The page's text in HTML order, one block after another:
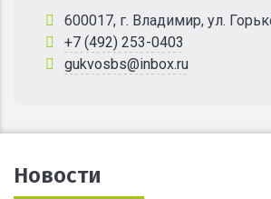
600017, г. Владимир, ул.
+7 (492) 253-0403
gukvosbs@inbox.ru
Новости